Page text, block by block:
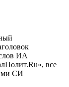
ИА
все
СИ